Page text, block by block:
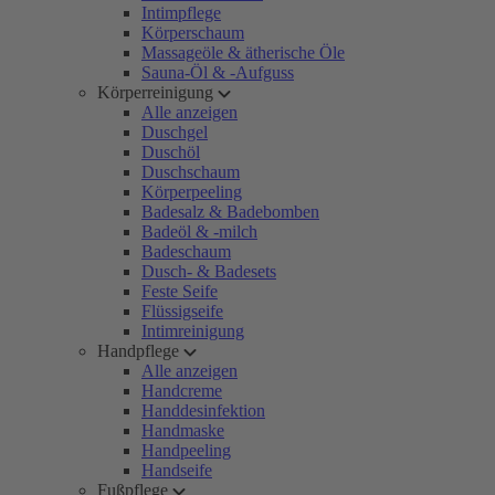
Intimpflege
Körperschaum
Massageöle & ätherische Öle
Sauna-Öl & -Aufguss
Körperreinigung
Alle anzeigen
Duschgel
Duschöl
Duschschaum
Körperpeeling
Badesalz & Badebomben
Badeöl & -milch
Badeschaum
Dusch- & Badesets
Feste Seife
Flüssigseife
Intimreinigung
Handpflege
Alle anzeigen
Handcreme
Handdesinfektion
Handmaske
Handpeeling
Handseife
Fußpflege